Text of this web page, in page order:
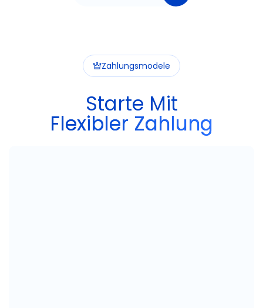
Zahlungsmodele
Starte Mit
Flexibler Zahlung